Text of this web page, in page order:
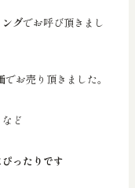
グでお呼び頂きまし
でお売り頂きました。
ど
ったりです